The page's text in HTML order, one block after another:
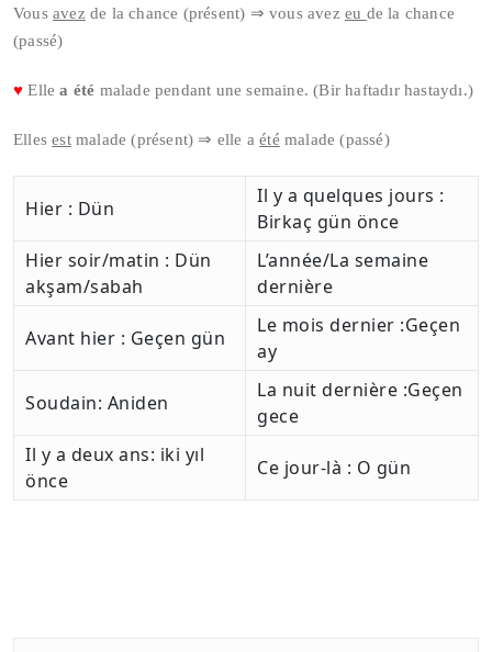
Vous avez de la chance (présent) ⇒ vous avezeu de la chance
(passé)
♥ Ellea été malade pendant une semaine. (Bir haftadır hastaydı.)
Ellesestmalade (présent) ⇒ elle aété malade (passé)
Hier : Dün
Il y a quelques jours :
Birkaç gün önce
Hier soir/matin : Dün
akşam/sabah
L’année/La semaine
dernière
Avant hier : Geçen gün
Le mois dernier :Geçen
ay
Soudain: Aniden
La nuit dernière :Geçen
gece
Il y a deux ans: iki yıl
önce
Ce jour-là : O gün